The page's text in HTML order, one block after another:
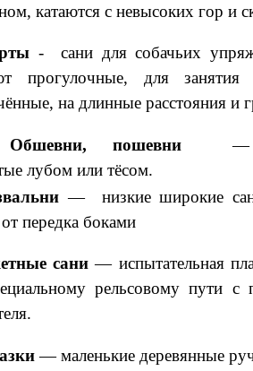
катаются с невысоких гор и
- сани для собачьих
прогулочные, для занятия
на длинные расстояния и
Обшевни, пошевни—
лубом илитёсом.
— низкие широкие
передка боками
сани — испытательная
рельсовому пути с
.
— маленькие деревянные